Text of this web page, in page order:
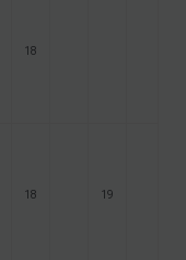
18
18 19